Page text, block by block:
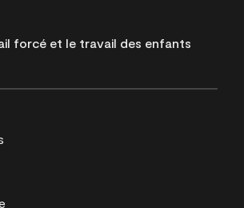
forcé et le travail des enfants